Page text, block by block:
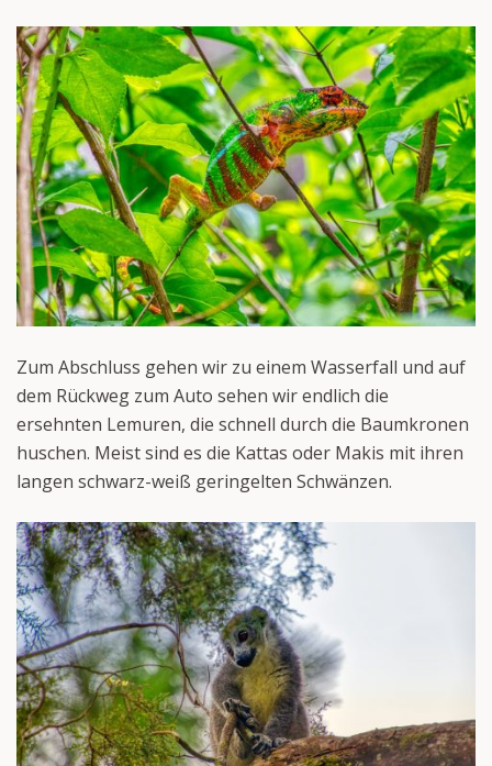
Zum Abschluss gehen wir zu einem Wasserfall und auf
dem Rückweg zum Auto sehen wir endlich die
ersehnten Lemuren, die schnell durch die Baumkronen
huschen. Meist sind es die Kattas oder Makis mit ihren
langen schwarz-weiß geringelten Schwänzen.